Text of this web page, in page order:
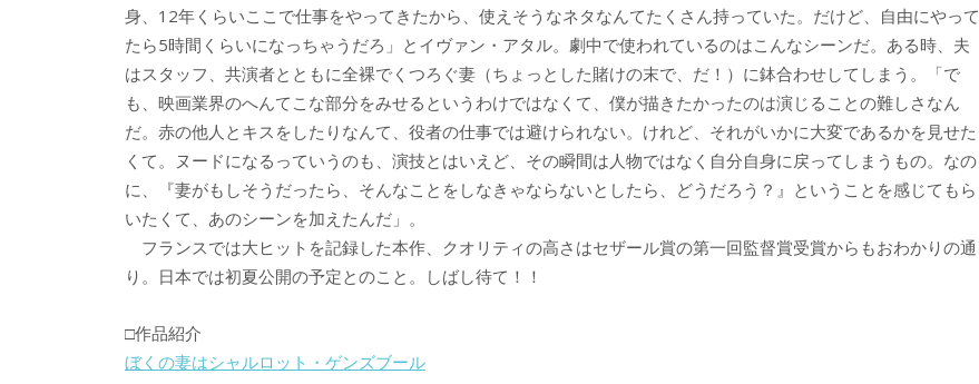
身、12年くらいここで仕事をやってきたから、使えそうなネタなんてたくさん持っていた。だけど、自由にやって
たら5時間くらいになっちゃうだろ」とイヴァン・アタル。劇中で使われているのはこんなシーンだ。ある時、夫
はスタッフ、共演者とともに全裸でくつろぐ妻（ちょっとした賭けの末で、だ！）に鉢合わせしてしまう。「で
も、映画業界のへんてこな部分をみせるというわけではなくて、僕が描きたかったのは演じることの難しさなん
だ。赤の他人とキスをしたりなんて、役者の仕事では避けられない。けれど、それがいかに大変であるかを見せた
くて。ヌードになるっていうのも、演技とはいえど、その瞬間は人物ではなく自分自身に戻ってしまうもの。なの
に、『妻がもしそうだったら、そんなことをしなきゃならないとしたら、どうだろう？』ということを感じてもら
いたくて、あのシーンを加えたんだ」。
フランスでは大ヒットを記録した本作、クオリティの高さはセザール賞の第一回監督賞受賞からもおわかりの通
り。日本では初夏公開の予定とのこと。しばし待て！！
□作品紹介
ぼくの妻はシャルロット・ゲンズブール